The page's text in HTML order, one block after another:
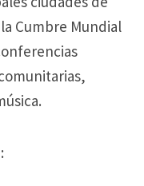
Cumbre Mundial